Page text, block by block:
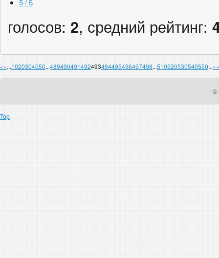
голосов: 2, средний рейтинг:
««...1020304050...489490491492493494495496497498...510520530540550...»»
©
Top